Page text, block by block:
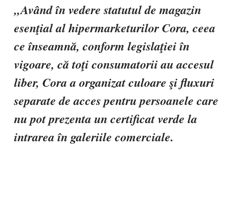
„Având în vedere statutul de magazin
esenţial al hipermarketurilor Cora, ceea
ce înseamnă, conform legislaţiei în
vigoare, că toţi consumatorii au accesul
liber, Cora a organizat culoare şi fluxuri
separate de acces pentru persoanele care
nu pot prezenta un certificat verde la
intrarea în galeriile comerciale.